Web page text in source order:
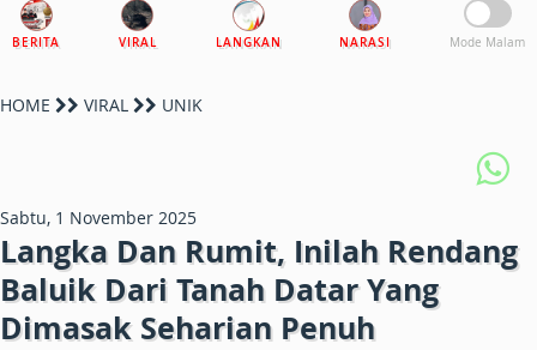
BERITA VIRAL LANGKAN NARASI Mode Malam
HOME VIRAL UNIK
Sabtu, 1 November 2025
Langka Dan Rumit, Inilah Rendang
Baluik Dari Tanah Datar Yang
Dimasak Seharian Penuh